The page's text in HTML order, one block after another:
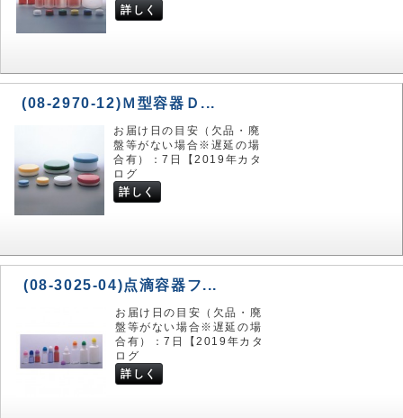
詳しく
(08-2970-12)Ｍ型容器Ｄ...
お届け日の目安（欠品・廃
盤等がない場合※遅延の場
合有）：7日【2019年カタ
ログ
詳しく
(08-3025-04)点滴容器フ...
お届け日の目安（欠品・廃
盤等がない場合※遅延の場
合有）：7日【2019年カタ
ログ
詳しく